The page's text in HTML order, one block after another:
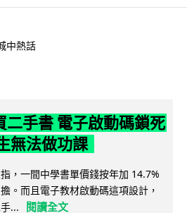
中熱話
二手書 電子啟動碼鎖死
無法做功課
，一間中學書單價錢按年加 14.7%
。而且電子教材啟動碼這項設計，
...
閱讀全文